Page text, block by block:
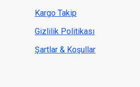
Kargo Takip
Gizlilik Politikası
Şartlar & Koşullar